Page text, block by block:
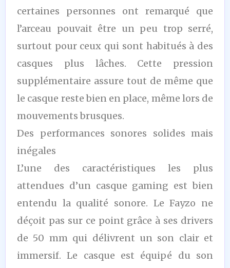
certaines personnes ont remarqué que
l’arceau pouvait être un peu trop serré,
surtout pour ceux qui sont habitués à des
casques plus lâches. Cette pression
supplémentaire assure tout de même que
le casque reste bien en place, même lors de
mouvements brusques.
Des performances sonores solides mais
inégales
L’une des caractéristiques les plus
attendues d’un casque gaming est bien
entendu la qualité sonore. Le Fayzo ne
déçoit pas sur ce point grâce à ses drivers
de 50 mm qui délivrent un son clair et
immersif. Le casque est équipé du son